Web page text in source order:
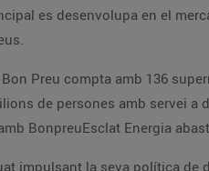
es desenvolupa en el
Preu compta amb 136
de persones amb servei a
BonpreuEsclat Energia
impulsant la seva política de